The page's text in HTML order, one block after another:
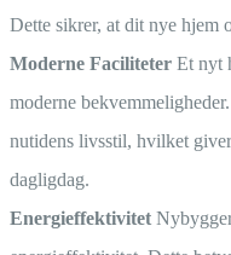
Dette sikrer, at dit nye hjem
Moderne Faciliteter Et nyt
moderne
nutidens livsstil, hvilket
dagligdag.
Energieffektivitet